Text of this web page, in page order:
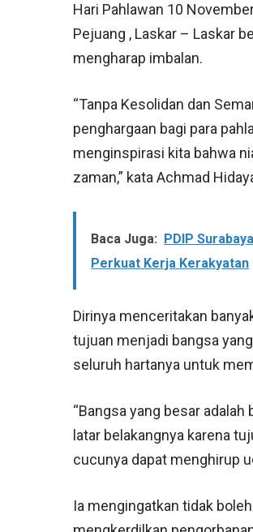
Hari Pahlawan 10
Pejuang , Laskar – Laskar
mengharap imbalan.
“Tanpa Kesolidan dan
penghargaan bagi para
menginspirasi kita bahwa
zaman,” kata Achmad
Baca Juga:
PDIP
Perkuat Kerja Kerakyatan
Dirinya menceritakan
tujuan menjadi bangsa
seluruh hartanya untuk
“Bangsa yang besar
latar belakangnya karena
cucunya dapat menghirup
Ia mengingatkan tidak